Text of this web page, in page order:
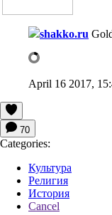
shakko.ru
April 16 2017,
70
Categories:
Культура
Религия
История
Cancel